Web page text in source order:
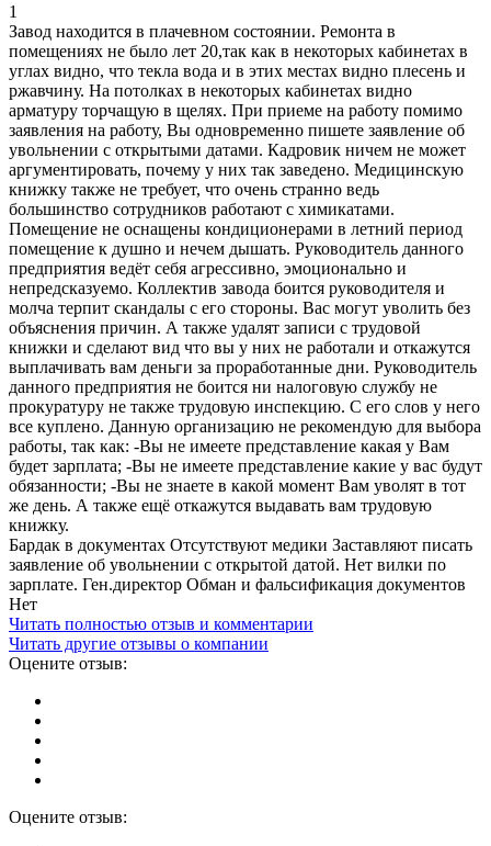
1
Завод находится в плачевном состоянии. Ремонта в
помещениях не было лет 20,так как в некоторых кабинетах в
углах видно, что текла вода и в этих местах видно плесень и
ржавчину. На потолках в некоторых кабинетах видно
арматуру торчащую в щелях. При приеме на работу помимо
заявления на работу, Вы одновременно пишете заявление об
увольнении с открытыми датами. Кадровик ничем не может
аргументировать, почему у них так заведено. Медицинскую
книжку также не требует, что очень странно ведь
большинство сотрудников работают с химикатами.
Помещение не оснащены кондиционерами в летний период
помещение к душно и нечем дышать. Руководитель данного
предприятия ведёт себя агрессивно, эмоционально и
непредсказуемо. Коллектив завода боится руководителя и
молча терпит скандалы с его стороны. Вас могут уволить без
объяснения причин. А также удалят записи с трудовой
книжки и сделают вид что вы у них не работали и откажутся
выплачивать вам деньги за проработанные дни. Руководитель
данного предприятия не боится ни налоговую службу не
прокуратуру не также трудовую инспекцию. С его слов у него
все куплено. Данную организацию не рекомендую для выбора
работы, так как: -Вы не имеете представление какая у Вам
будет зарплата; -Вы не имеете представление какие у вас будут
обязанности; -Вы не знаете в какой момент Вам уволят в тот
же день. А также ещё откажутся выдавать вам трудовую
книжку.
Бардак в документах Отсутствуют медики Заставляют писать
заявление об увольнении с открытой датой. Нет вилки по
зарплате. Ген.директор Обман и фальсификация документов
Нет
Читать полностью отзыв и комментарии
Читать другие отзывы о компании
Оцените отзыв:
Оцените отзыв: